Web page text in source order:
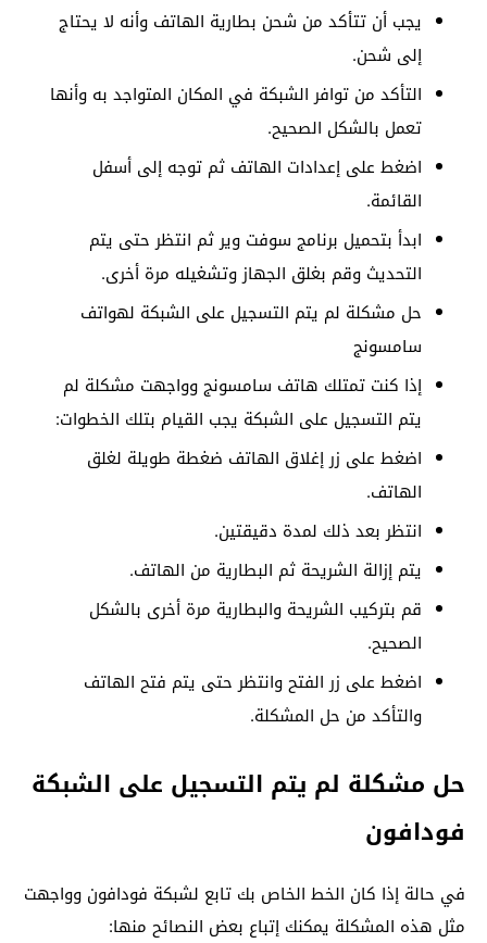
يجب أن تتأكد من شحن بطارية الهاتف وأنه لا يحتاج
إلى شحن.
التأكد من توافر الشبكة في المكان المتواجد به وأنها
تعمل بالشكل الصحيح.
اضغط على إعدادات الهاتف ثم توجه إلى أسفل
القائمة.
ابدأ بتحميل برنامج سوفت وير ثم انتظر حتى يتم
التحديث وقم بغلق الجهاز وتشغيله مرة أخرى.
حل مشكلة لم يتم التسجيل على الشبكة لهواتف
سامسونج
إذا كنت تمتلك هاتف سامسونج وواجهت مشكلة لم
يتم التسجيل على الشبكة يجب القيام بتلك الخطوات:
اضغط على زر إغلاق الهاتف ضغطة طويلة لغلق
الهاتف.
انتظر بعد ذلك لمدة دقيقتين.
يتم إزالة الشريحة ثم البطارية من الهاتف.
قم بتركيب الشريحة والبطارية مرة أخرى بالشكل
الصحيح.
اضغط على زر الفتح وانتظر حتى يتم فتح الهاتف
والتأكد من حل المشكلة.
حل مشكلة لم يتم التسجيل على الشبكة
فودافون
في حالة إذا كان الخط الخاص بك تابع لشبكة فودافون وواجهت
مثل هذه المشكلة يمكنك إتباع بعض النصائح منها: